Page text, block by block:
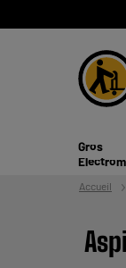
Gros
Accueil